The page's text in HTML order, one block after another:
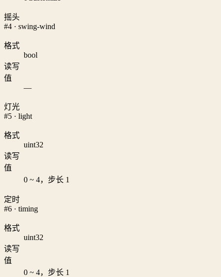
摇头
#4 · swing-wind
格式
bool
读写
值
—
灯光
#5 · light
格式
uint32
读写
值
0 ~ 4，步长 1
定时
#6 · timing
格式
uint32
读写
值
0 ~ 4，步长 1